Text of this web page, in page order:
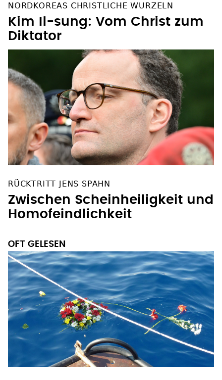
NORDKOREAS CHRISTLICHE WURZELN
Kim Il-sung: Vom Christ zum
Diktator
RÜCKTRITT JENS SPAHN
Zwischen Scheinheiligkeit und
Homofeindlichkeit
OFT GELESEN